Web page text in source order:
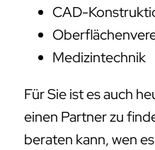
CAD-
Medizintechnik
Für Sie ist es auch
einen Partner zu
beraten kann, wen